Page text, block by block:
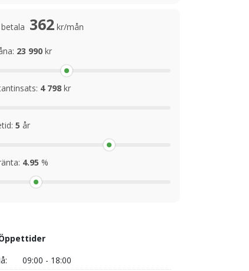
362 kr/mån
23 990 kr
4 798 kr
5 år
4.95 %
09:00 - 18:00